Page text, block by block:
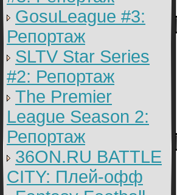
GosuLeague #3:
Репортаж
SLTV Star Series
#2: Репортаж
The Premier
League Season 2:
Репортаж
36ON.RU BATTLE
CITY: Плей-офф